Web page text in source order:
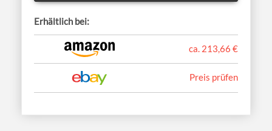
Erhältlich bei:
ca. 213,66 €
Preis prüfen